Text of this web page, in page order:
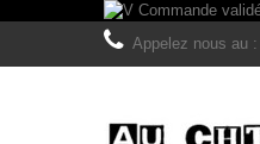
Appelez nous au :